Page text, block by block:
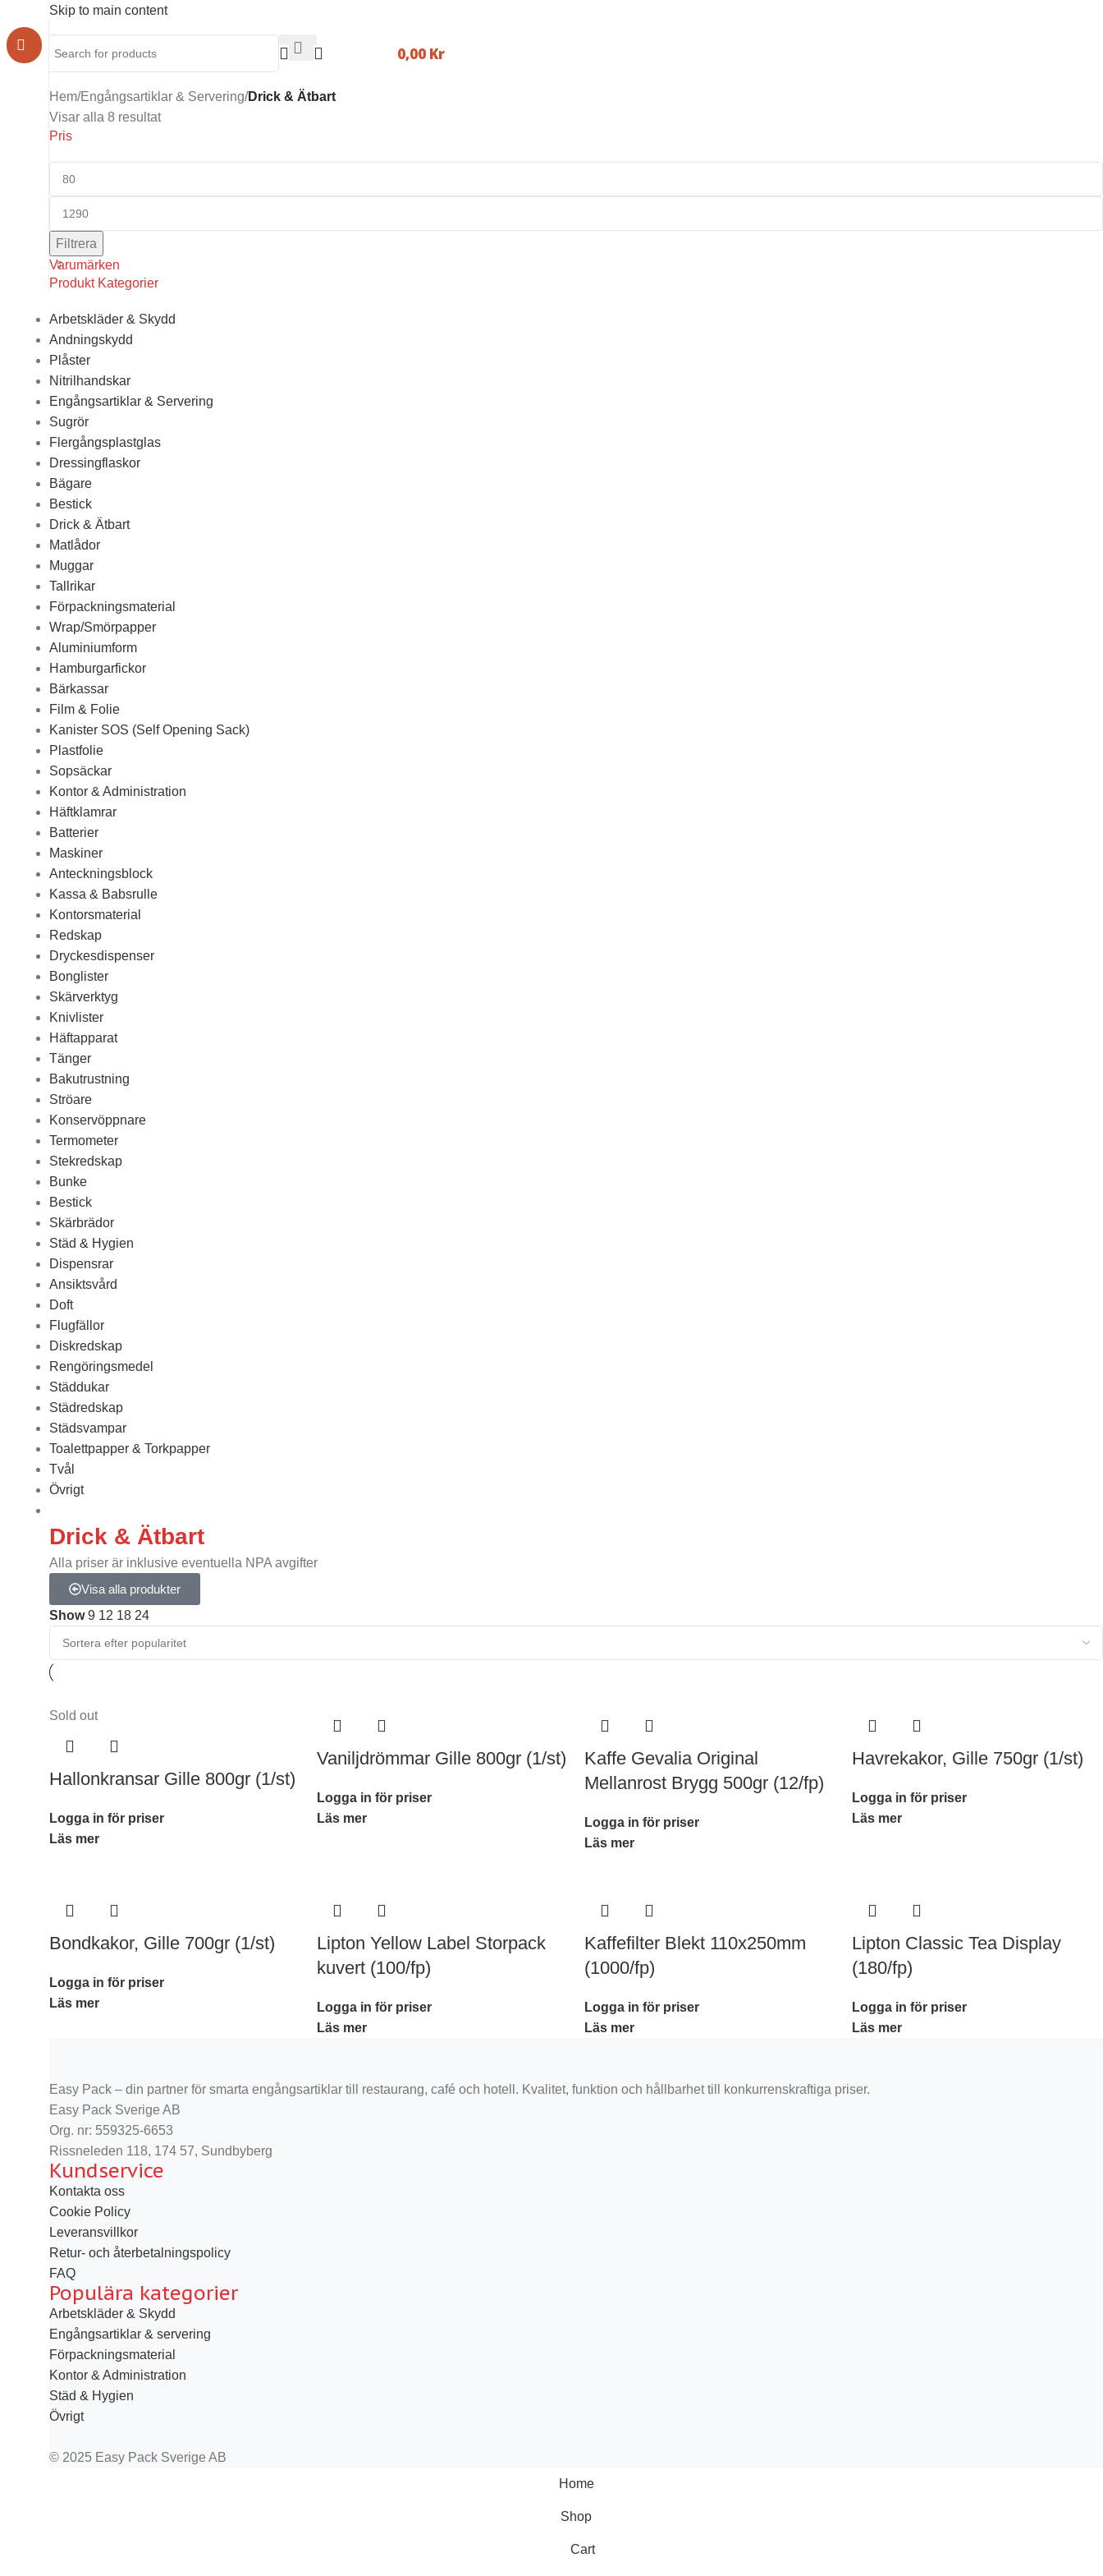
Skip to main content
0,00 Kr
Hem/Engångsartiklar & Servering/Drick & Ätbart
Visar alla 8 resultat
Pris
Filtrera
Varumärken
Produkt Kategorier
Arbetskläder & Skydd
Andningskydd
Plåster
Nitrilhandskar
Engångsartiklar & Servering
Sugrör
Flergångsplastglas
Dressingflaskor
Bägare
Bestick
Drick & Ätbart
Matlådor
Muggar
Tallrikar
Förpackningsmaterial
Wrap/Smörpapper
Aluminiumform
Hamburgarfickor
Bärkassar
Film & Folie
Kanister SOS (Self Opening Sack)
Plastfolie
Sopsäckar
Kontor & Administration
Häftklamrar
Batterier
Maskiner
Anteckningsblock
Kassa & Babsrulle
Kontorsmaterial
Redskap
Dryckesdispenser
Bonglister
Skärverktyg
Knivlister
Häftapparat
Tänger
Bakutrustning
Ströare
Konservöppnare
Termometer
Stekredskap
Bunke
Bestick
Skärbrädor
Städ & Hygien
Dispensrar
Ansiktsvård
Doft
Flugfällor
Diskredskap
Rengöringsmedel
Städdukar
Städredskap
Städsvampar
Toalettpapper & Torkpapper
Tvål
Övrigt
Drick & Ätbart
Alla priser är inklusive eventuella NPA avgifter
Visa alla produkter
Show9 12 18 24
Sold out
Hallonkransar Gille 800gr (1/st)
Logga in för priser
Läs mer
Vaniljdrömmar Gille 800gr (1/st)
Logga in för priser
Läs mer
Kaffe Gevalia Original
Mellanrost Brygg 500gr (12/fp)
Logga in för priser
Läs mer
Havrekakor, Gille 750gr (1/st)
Logga in för priser
Läs mer
Bondkakor, Gille 700gr (1/st)
Logga in för priser
Läs mer
Lipton Yellow Label Storpack
kuvert (100/fp)
Logga in för priser
Läs mer
Kaffefilter Blekt 110x250mm
(1000/fp)
Logga in för priser
Läs mer
Lipton Classic Tea Display
(180/fp)
Logga in för priser
Läs mer
Easy Pack – din partner för smarta engångsartiklar till restaurang, café och hotell. Kvalitet, funktion och hållbarhet till konkurrenskraftiga priser.
Easy Pack Sverige AB
Org. nr: 559325-6653
Rissneleden 118, 174 57, Sundbyberg
Kundservice
Kontakta oss
Cookie Policy
Leveransvillkor
Retur- och återbetalningspolicy
FAQ
Populära kategorier
Arbetskläder & Skydd
Engångsartiklar & servering
Förpackningsmaterial
Kontor & Administration
Städ & Hygien
Övrigt
© 2025 Easy Pack Sverige AB
Home
Shop
Cart